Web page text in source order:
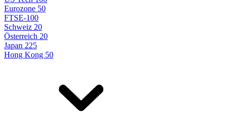
Eurozone 50
FTSE-100
Schweiz 20
Österreich 20
Japan 225
Hong Kong 50